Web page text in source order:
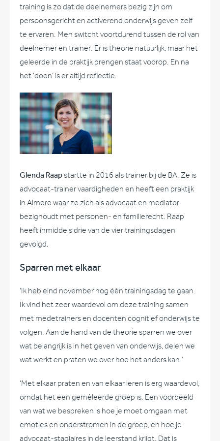
training is zo dat de deelnemers bezig zijn om
persoonsgericht en activerend onderwijs geven zelf
te ervaren. Men switcht voortdurend tussen de rol van
deelnemer en trainer. Er is theorie natuurlijk, maar het
geleerde in de praktijk brengen staat voorop. En na
het ‘doen’ is er altijd reflectie.
Glenda Raapstartte in 2016 als trainer bij de BA. Ze is
advocaat-trainer vaardigheden en heeft een praktijk
in Almere waar ze zich als advocaat en mediator
bezighoudt met personen- en familierecht. Raap
heeft inmiddels drie van de vier trainingsdagen
gevolgd.
Sparren met elkaar
‘Ik heb eind november nog één trainingsdag te gaan.
Ik vind het zeer waardevol om deze training samen
met medetrainers en docenten cognitief onderwijs te
volgen. Aan de hand van de theorie sparren we over
wat belangrijk is in het geven van onderwijs, delen we
wat werkt en praten we over hoe het anders kan.’
‘Met elkaar praten en van elkaar leren is erg waardevol,
omdat het een gemêleerde groep is. Een voorbeeld
van wat we bespreken is hoe je moet omgaan met
emoties en onderstromen in de groep, en hoe je
advocaat-stagiaires in de leerstand krijgt. Dat is